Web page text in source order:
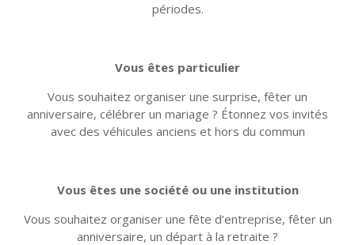
périodes.
Vous êtes particulier
Vous souhaitez organiser une surprise, fêter un
anniversaire, célébrer un mariage ? Étonnez vos invités
avec des véhicules anciens et hors du commun
Vous êtes une société ou une institution
Vous souhaitez organiser une fête d’entreprise, fêter un
anniversaire, un départ à la retraite ?